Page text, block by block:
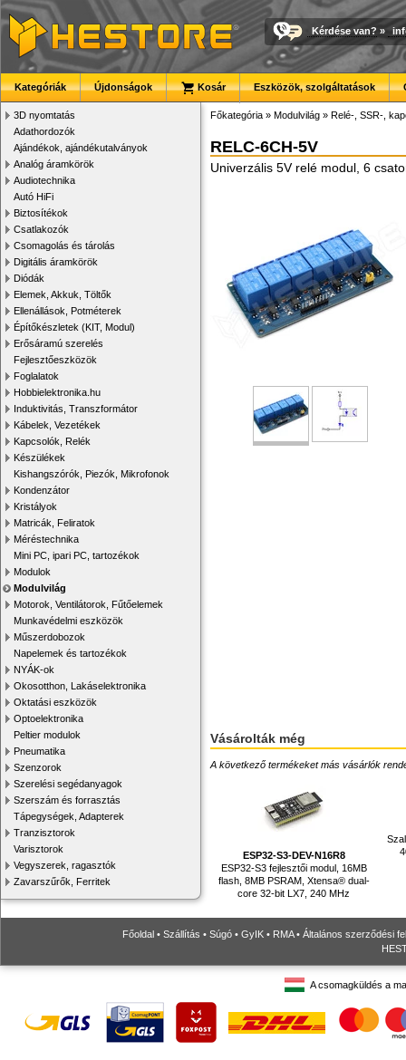
Kérdése van? »
Kategóriák Újdonságok Kosár Eszközök, szolgáltatások
3D nyomtatás
Adathordozók
Ajándékok, ajándékutalványok
Analóg áramkörök
Audiotechnika
Autó HiFi
Biztosítékok
Csatlakozók
Csomagolás és tárolás
Digitális áramkörök
Diódák
Elemek, Akkuk, Töltők
Ellenállások, Potméterek
Építőkészletek (KIT, Modul)
Erősáramú szerelés
Fejlesztőeszközök
Foglalatok
Hobbielektronika.hu
Induktivitás, Transzformátor
Kábelek, Vezetékek
Kapcsolók, Relék
Készülékek
Kishangszórók, Piezók, Mikrofonok
Kondenzátor
Kristályok
Matricák, Feliratok
Méréstechnika
Mini PC, ipari PC, tartozékok
Modulok
Modulvilág
Motorok, Ventilátorok, Fűtőelemek
Munkavédelmi eszközök
Műszerdobozok
Napelemek és tartozékok
NYÁK-ok
Okosotthon, Lakáselektronika
Oktatási eszközök
Optoelektronika
Peltier modulok
Pneumatika
Szenzorok
Szerelési segédanyagok
Szerszám és forrasztás
Tápegységek, Adapterek
Tranzisztorok
Varisztorok
Vegyszerek, ragasztók
Zavarszűrők, Ferritek
Főkategória » Modulvilág » Relé-, SSR-,
RELC-6CH-5V
Univerzális 5V relé modul, 6
Vásárolták még
A következő termékeket más vásárlók
ESP32-S3-DEV-N16R8
ESP32-S3 fejlesztői modul, 16MB
flash, 8MB PSRAM, Xtensa® dual-
core 32-bit LX7, 240 MHz
Főoldal • Szállítás • Súgó • GyIK • RMA• Általános szerződési
A csomagküldés a